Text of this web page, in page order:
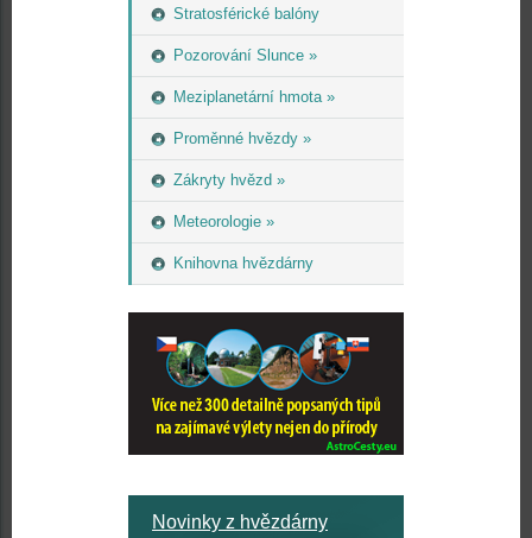
Stratosférické balóny
Pozorování Slunce »
Meziplanetární hmota »
Proměnné hvězdy »
Zákryty hvězd »
Meteorologie »
Knihovna hvězdárny
Novinky z hvězdárny